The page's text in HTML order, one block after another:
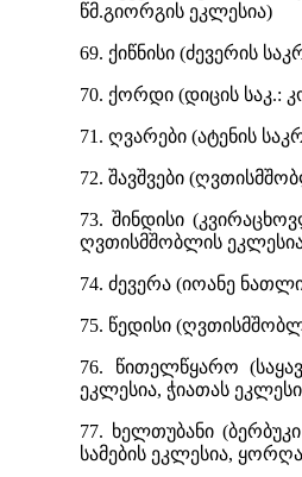
წმ.გიორგის ეკლესია)
69. ქიწნისი (ძევერის
70. ქორდი (დიცის საკ.:
71. ღვარები (ატენის
72. შავშვები
73. შინდისი
ღვთისმშობლის
74. ძევერა (იოანე
75. წედისი
76. წითელწყარო
ეკლესია, ჭიათას
77. ხელთუბანი
სამების ეკლესია,